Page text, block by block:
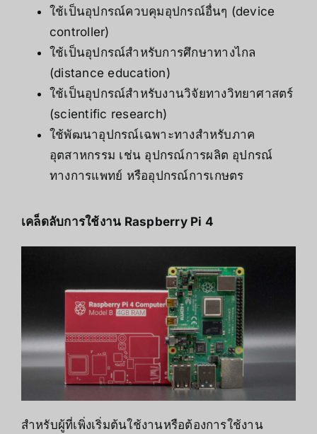
ใช้เป็นอุปกรณ์ควบคุมอุปกรณ์อื่นๆ (device
controller)
ใช้เป็นอุปกรณ์สำหรับการศึกษาทางไกล
(distance education)
ใช้เป็นอุปกรณ์สำหรับงานวิจัยทางวิทยาศาสตร์
(scientific research)
ใช้พัฒนาอุปกรณ์เฉพาะทางสำหรับภาค
อุตสาหกรรม เช่น อุปกรณ์การผลิต อุปกรณ์
ทางการแพทย์ หรืออุปกรณ์การเกษตร
เคล็ดลับการใช้งาน Raspberry Pi 4
สำหรับผู้ที่เพิ่งเริ่มต้นใช้งานหรือต้องการใช้งาน